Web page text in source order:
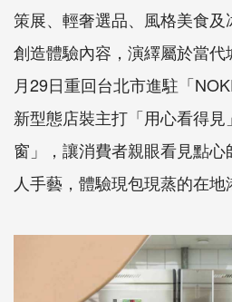
策展、輕奢選品、風格美食
創造體驗內容，演繹屬於當
月29日重回台北市進駐「
新型態店裝主打「用心看得
窗」，讓消費者親眼看見點
人手藝，體驗現包現蒸的在地